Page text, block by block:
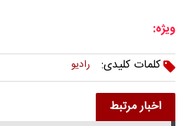
ویژه:
کلمات کلیدی:
رادیو
اخبار مرتبط